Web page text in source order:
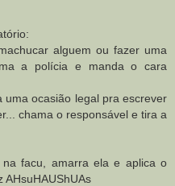
alguem ou fazer uma
a polícia e manda o cara
ocasião legal pra escrever
chama o responsável e tira a
facu, amarra ela e aplica o